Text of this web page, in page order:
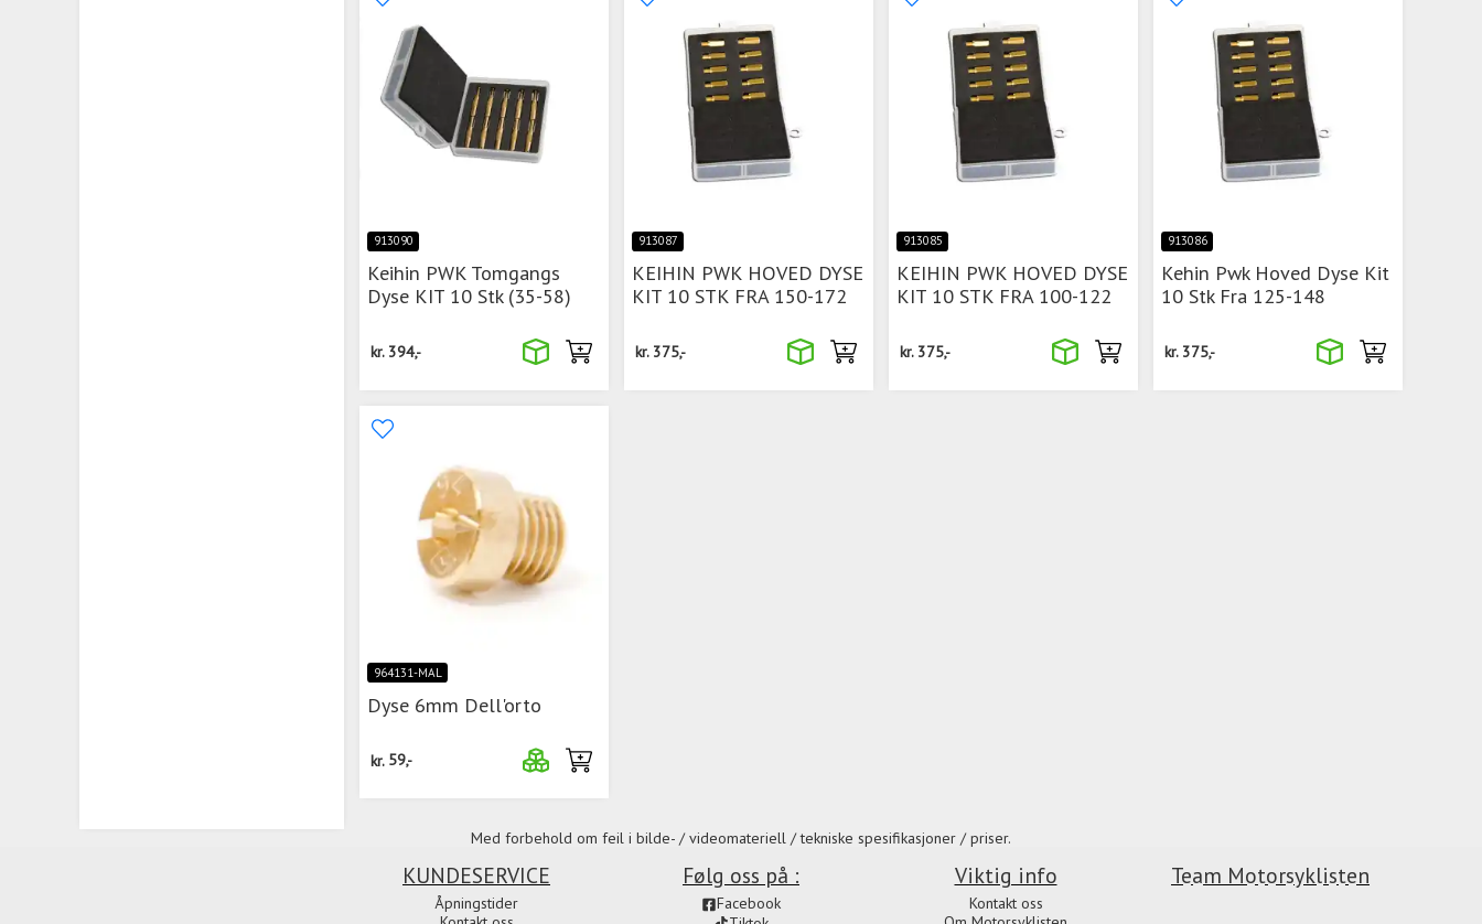
913090
Keihin PWK Tomgangs
Dyse KIT 10 Stk (35-58)
kr. 394,-
913087
KEIHIN PWK HOVED DYSE
KIT 10 STK FRA 150-172
kr. 375,-
913085
KEIHIN PWK HOVED DYSE
KIT 10 STK FRA 100-122
kr. 375,-
913086
Kehin Pwk Hoved Dyse Kit
10 Stk Fra 125-148
kr. 375,-
964131-MAL
Dyse 6mm Dell'orto
kr. 59,-
Med forbehold om feil i bilde- / videomateriell / tekniske spesifikasjoner / priser.
Team Motorsyklisten
Viktig info
Kontakt oss
Følg oss på :
Facebook
KUNDESERVICE
Åpningstider